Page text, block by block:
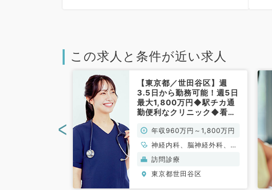
この求人と条件が近い求人
【東京都／世田谷区】週
3.5日から勤務可能！週5日
最大1,800万円◆駅チカ通
勤便利なクリニック◆看護
診療のお仕事です（内科系
／常勤）
年収960万円～1,800万円
神経内科、脳神経外科、一
般内科、循環器内科、呼吸
器内科、消化器内科、内分
泌・代謝内科、腎臓内科、
訪問診療
東京都世田谷区
<